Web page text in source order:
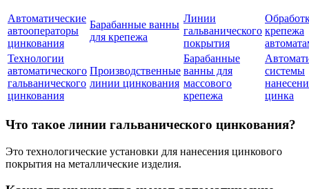
Автоматические
автооператоры
цинкования
Барабанные ванны
для крепежа
Линии
гальванического
покрытия
крепежа
Технологии
автоматического
гальванического
цинкования
Производственные
линии цинкования
Барабанные
ванны для
массового
крепежа
системы
цинка
Что такое линии гальванического цинкования?
Это технологические установки для нанесения цинкового
покрытия на металлические изделия.